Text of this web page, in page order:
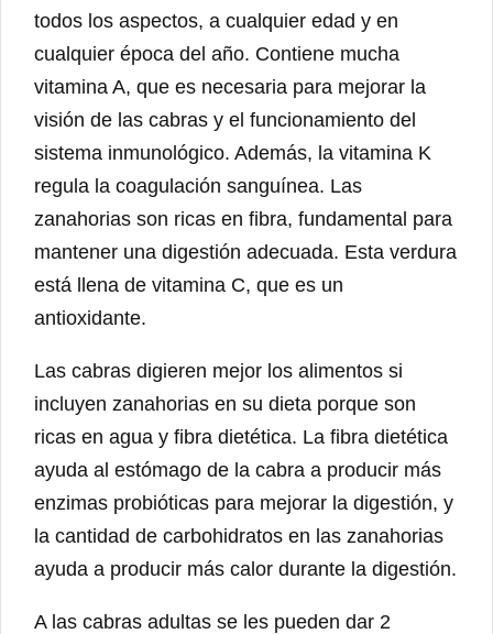
todos los aspectos, a cualquier edad y en
cualquier época del año. Contiene mucha
vitamina A, que es necesaria para mejorar la
visión de las cabras y el funcionamiento del
sistema inmunológico. Además, la vitamina K
regula la coagulación sanguínea. Las
zanahorias son ricas en fibra, fundamental para
mantener una digestión adecuada. Esta verdura
está llena de vitamina C, que es un
antioxidante.
Las cabras digieren mejor los alimentos si
incluyen zanahorias en su dieta porque son
ricas en agua y fibra dietética. La fibra dietética
ayuda al estómago de la cabra a producir más
enzimas probióticas para mejorar la digestión, y
la cantidad de carbohidratos en las zanahorias
ayuda a producir más calor durante la digestión.
A las cabras adultas se les pueden dar 2